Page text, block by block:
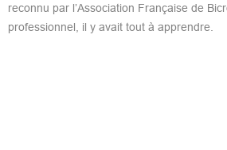
reconnu par l’Association Française de
professionnel, il y avait tout à apprendre.